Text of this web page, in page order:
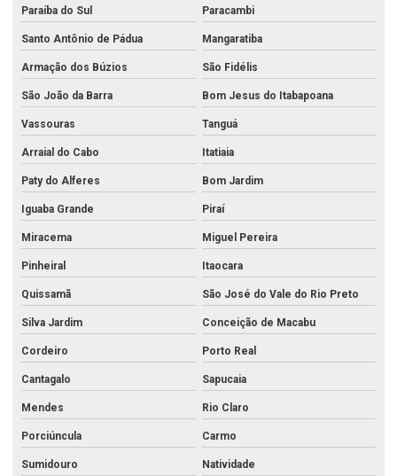
Análise de metais pesados em alimentos
Análise microbiológica água potável
Análise microbiológica da água
Análise de óleo diesel
Análise de óleo lubrificante
Análise de petróleo
Análise de petróleo bruto
Análise química água mineral
Análise química da água
Análise química da água do mar
Análise de química do solo
Análise química de metais no rio de janeiro
Análise e remediação da contaminação do solo
Paraíba do Sul Paracambi
Santo Antônio de Pádua Mangaratiba
Armação dos Búzios São Fidélis
São João da Barra Bom Jesus do Itabapoana
Vassouras Tanguá
Arraial do Cabo Itatiaia
Paty do Alferes Bom Jardim
Iguaba Grande Piraí
Miracema Miguel Pereira
Pinheiral Itaocara
Quissamã São José do Vale do Rio Preto
Silva Jardim Conceição de Macabu
Cordeiro Porto Real
Cantagalo Sapucaia
Mendes Rio Claro
Porciúncula Carmo
Sumidouro Natividade